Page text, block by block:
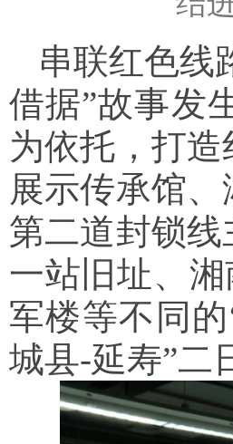
串联红色线
借据”故事发
为依托，打
展示传承馆
第二道封锁
一站旧址、
军楼等不同
城县-延寿”二